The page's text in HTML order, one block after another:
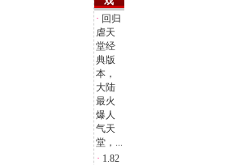
· 回归
虐天
堂经
典版
本，
大陆
最火
爆人
气天
堂，...
· 1.82